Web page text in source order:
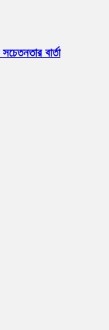
বার্তা